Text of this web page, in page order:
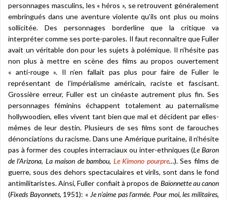
personnages masculins, les « héros », se retrouvent généralement
embringués dans une aventure violente qu’ils ont plus ou moins
sollicitée. Des personnages borderline que la critique va
interpréter comme ses porte-paroles. Il faut reconnaître que Fuller
avait un véritable don pour les sujets à polémique. Il n’hésite pas
non plus à mettre en scène des films au propos ouvertement
« anti-rouge ». Il n’en fallait pas plus pour faire de Fuller le
représentant de l’impérialisme américain, raciste et fascisant.
Grossière erreur, Fuller est un cinéaste autrement plus fin. Ses
personnages féminins échappent totalement au paternalisme
hollywoodien, elles vivent tant bien que mal et décident par elles-
mêmes de leur destin. Plusieurs de ses films sont de farouches
dénonciations du racisme. Dans une Amérique puritaine, il n’hésite
pas à former des couples interraciaux ou inter-ethniques (Le Baron
de l’Arizona, La maison de bambou, Le Kimono pourpre…). Ses films de
guerre, sous des dehors spectaculaires et virils, sont dans le fond
antimilitaristes. Ainsi, Fuller confiait à propos de Baïonnette au canon
(Fixeds Bayonnets, 1951): « Je n’aime pas l’armée. Pour moi, les militaires,